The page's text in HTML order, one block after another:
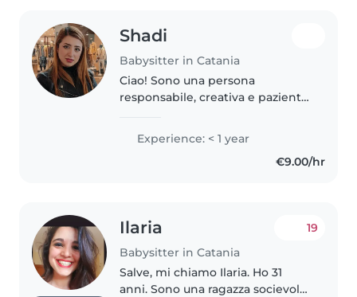
Shadi
Babysitter in Catania
Ciao! Sono una persona
responsabile, creativa e paziente,
esperienza come babysitter. Ho
una laurea magistrale in
Experience: < 1 year
€9.00/hr
Ilaria
Babysitter in Catania
19
Salve, mi chiamo Ilaria. Ho 31
anni. Sono una ragazza socievole,